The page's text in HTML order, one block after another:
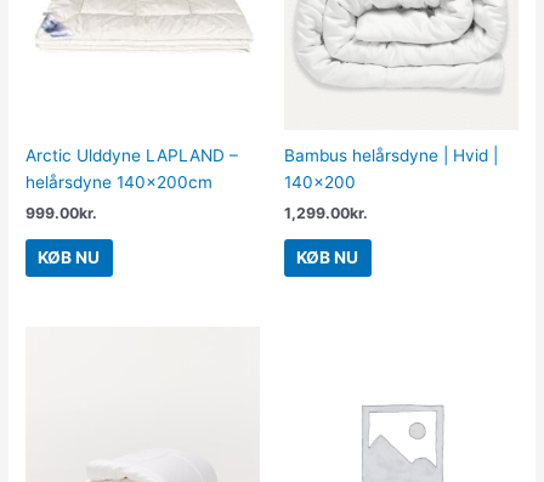
Arctic Ulddyne LAPLAND –
helårsdyne 140x200cm
999.00kr.
KØB NU
Bambus helårsdyne | Hvid |
140×200
1,299.00kr.
KØB NU